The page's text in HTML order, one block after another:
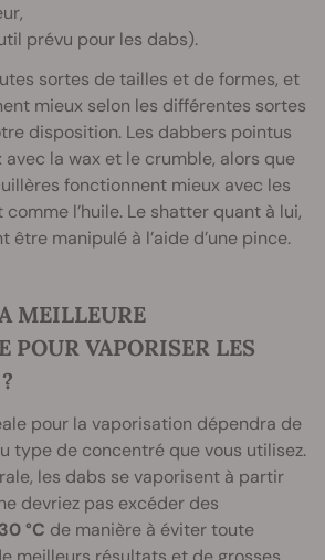
prévu pour les dabs).
sortes de tailles et de formes, et
mieux selon les différentes sortes
disposition. Les dabbers pointus
la wax et le crumble, alors que
fonctionnent mieux avec les
l’huile. Le shatter quant à lui,
manipulé à l’aide d’une pince.
MEILLEURE
POUR VAPORISER LES
pour la vaporisation dépendra de
type de concentré que vous utilisez.
les dabs se vaporisent à partir
devriez pas excéder des
°C de manière à éviter toute